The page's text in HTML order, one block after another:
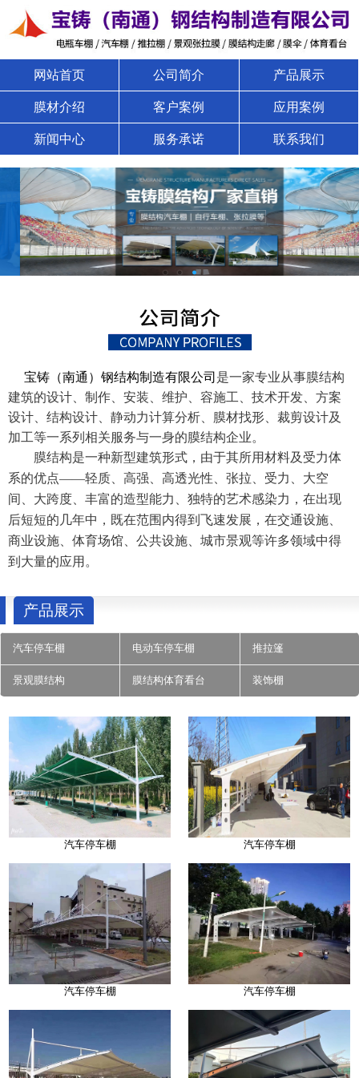
网站首页 公司简介 产品展示
膜材介绍 客户案例 应用案例
新闻中心 服务承诺 联系我们
宝铸（南通）钢结构制造有限公司 是一家专业从事膜结构
建筑的设计、制作、安装、维护、容施工、技术开发、方案
设计、结构设计、静动力计算分析、膜材找形、裁剪设计及
加工等一系列相关服务与一身的膜结构企业。
膜结构是一种新型建筑形式，由于其所用材料及受力体
系的优点——轻质、高强、高透光性、张拉、受力、大空
间、大跨度、丰富的造型能力、独特的艺术感染力，在出现
后短短的几年中，既在范围内得到飞速发展，在交通设施、
商业设施、体育场馆、公共设施、城市景观等许多领域中得
到大量的应用。
产品展示
汽车停车棚 电动车停车棚 推拉篷
景观膜结构 膜结构体育看台 装饰棚
汽车停车棚 汽车停车棚
汽车停车棚 汽车停车棚